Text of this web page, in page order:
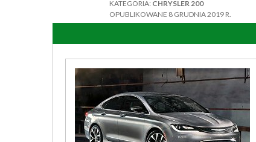
KATEGORIA: CHRYSLER 200
OPUBLIKOWANE 8 GRUDNIA 2019 R.